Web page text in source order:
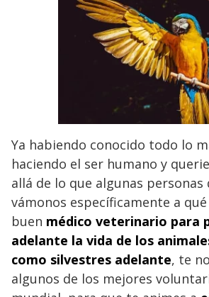
Ya habiendo conocido todo lo
haciendo el ser humano y
allá de lo que algunas personas
vámonos específicamente a
buen médico veterinario para
adelante la vida de los
como silvestres adelante, te
algunos de los mejores